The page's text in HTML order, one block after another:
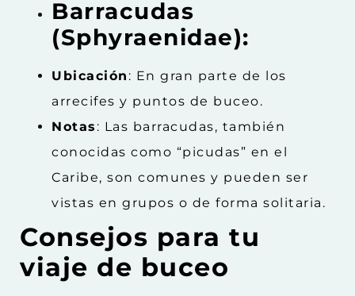
Barracudas
(Sphyraenidae):
Ubicación : En gran parte de los
arrecifes y puntos de buceo.
Notas : Las barracudas, también
conocidas como “picudas” en el
Caribe, son comunes y pueden ser
vistas en grupos o de forma solitaria.
Consejos para tu
viaje de buceo